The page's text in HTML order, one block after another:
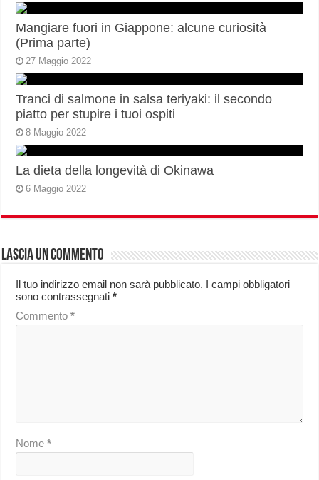
Mangiare fuori in Giappone: alcune curiosità
(Prima parte)
27 Maggio 2022
Tranci di salmone in salsa teriyaki: il secondo
piatto per stupire i tuoi ospiti
8 Maggio 2022
La dieta della longevità di Okinawa
6 Maggio 2022
Lascia un commento
Il tuo indirizzo email non sarà pubblicato. I campi obbligatori
sono contrassegnati*
Commento*
Nome*